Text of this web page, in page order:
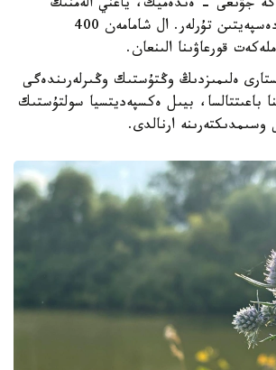
وسەدى. ونىڭ 500 گە جۋىعى - ەندەميك، ياعني الەمنىڭ
ەشبىر جەرىندە كەزدەسپەيتىن تۇرلەر. ال شامامەن 400
قورعاۋىنا الىنعان.
ەلىمىزدىڭ وڭتۇستىك وڭىرلەرىندەگى
باعىتتالسا، بيىل ەكسپەديتسيا سولتۇستىك
وسىمدىكتەرىنە ارنالدى.